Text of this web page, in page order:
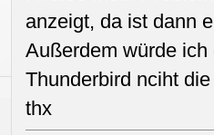
anzeigt, da ist dann
Außerdem würde
Thunderbird nciht
thx